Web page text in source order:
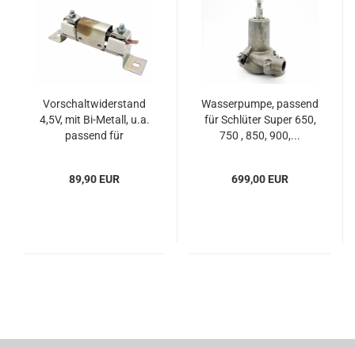
Vorschaltwiderstand
4,5V, mit Bi-Metall, u.a.
passend für
89,90 EUR
Wasserpumpe, passend
für Schlüter Super 650,
750 , 850, 900,...
699,00 EUR